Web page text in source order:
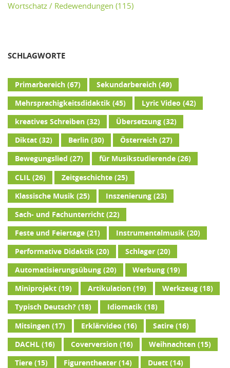
Wortschatz / Redewendungen (115)
SCHLAGWORTE
Primarbereich(67) Sekundarbereich(49)
Mehrsprachigkeitsdidaktik(45) Lyric Video (42)
kreatives Schreiben(32) Übersetzung(32)
Diktat(32) Berlin(30) Österreich(27)
Bewegungslied (27) für Musikstudierende(26)
CLIL(26) Zeitgeschichte(25)
Klassische Musik(25) Inszenierung(23)
Sach- und Fachunterricht(22)
Feste und Feiertage(21) Instrumentalmusik(20)
Performative Didaktik(20) Schlager(20)
Automatisierungsübung(20) Werbung(19)
Miniprojekt(19) Artikulation(19) Werkzeug(18)
Typisch Deutsch?(18) Idiomatik(18)
Mitsingen(17) Erklärvideo (16) Satire(16)
DACHL(16) Coverversion(16) Weihnachten(15)
Tiere(15) Figurentheater(14) Duett(14)